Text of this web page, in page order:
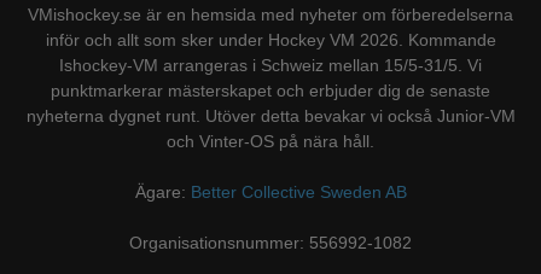
VMishockey.se är en hemsida med nyheter om förberedelserna
inför och allt som sker under Hockey VM 2026. Kommande
Ishockey-VM arrangeras i Schweiz mellan 15/5-31/5. Vi
punktmarkerar mästerskapet och erbjuder dig de senaste
nyheterna dygnet runt. Utöver detta bevakar vi också Junior-VM
och Vinter-OS på nära håll.
Ägare: Better Collective Sweden AB
Organisationsnummer: 556992-1082